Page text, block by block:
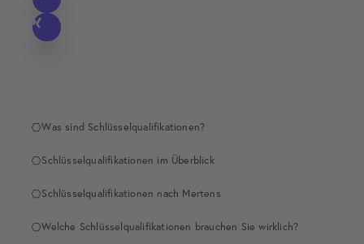
Was sind Schlüsselqualifikationen?
Schlüsselqualifikationen im Überblick
Schlüsselqualifikationen nach Mertens
Welche Schlüsselqualifikationen brauchen Sie wirklich?